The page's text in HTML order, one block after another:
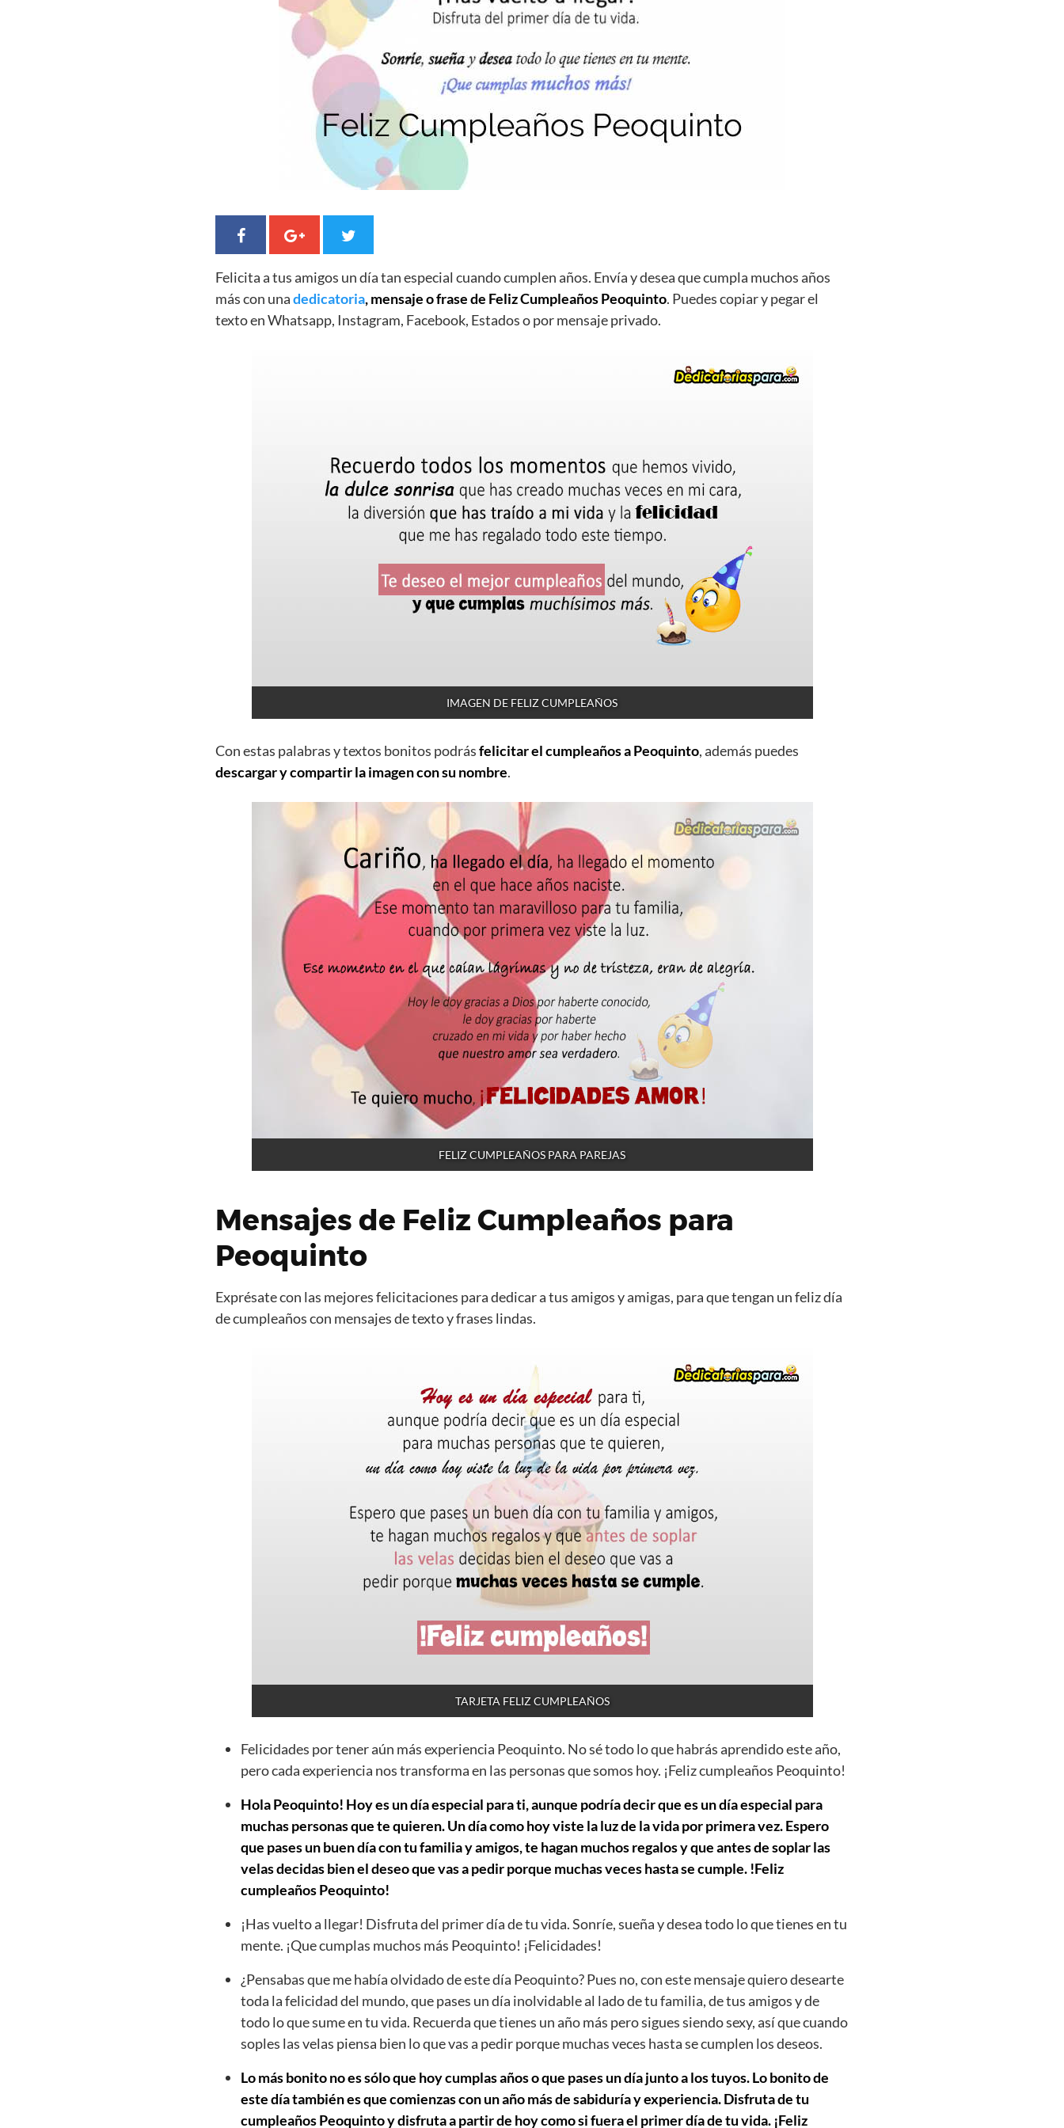
Felicita a tus amigos un día tan especial cuando cumplen años. Envía y desea que cumpla muchos años
más con unadedicatoria, mensaje o frase de Feliz Cumpleaños Peoquinto. Puedes copiar y pegar el
texto en Whatsapp, Instagram, Facebook, Estados o por mensaje privado.
IMAGEN DE FELIZ CUMPLEAÑOS
Con estas palabras y textos bonitos podrásfelicitar el cumpleaños a Peoquinto, además puedes
descargar y compartir la imagen con su nombre.
FELIZ CUMPLEAÑOS PARA PAREJAS
Mensajes de Feliz Cumpleaños para
Peoquinto
Exprésate con las mejores felicitaciones para dedicar a tus amigos y amigas, para que tengan un feliz día
de cumpleaños con mensajes de texto y frases lindas.
TARJETA FELIZ CUMPLEAÑOS
Felicidades por tener aún más experiencia Peoquinto. No sé todo lo que habrás aprendido este año,
pero cada experiencia nos transforma en las personas que somos hoy. ¡Feliz cumpleaños Peoquinto!
Hola Peoquinto! Hoy es un día especial para ti, aunque podría decir que es un día especial para
muchas personas que te quieren. Un día como hoy viste la luz de la vida por primera vez. Espero
que pases un buen día con tu familia y amigos, te hagan muchos regalos y que antes de soplar las
velas decidas bien el deseo que vas a pedir porque muchas veces hasta se cumple. !Feliz
cumpleaños Peoquinto!
¡Has vuelto a llegar! Disfruta del primer día de tu vida. Sonríe, sueña y desea todo lo que tienes en tu
mente. ¡Que cumplas muchos más Peoquinto! ¡Felicidades!
¿Pensabas que me había olvidado de este día Peoquinto? Pues no, con este mensaje quiero desearte
toda la felicidad del mundo, que pases un día inolvidable al lado de tu familia, de tus amigos y de
todo lo que sume en tu vida. Recuerda que tienes un año más pero sigues siendo sexy, así que cuando
soples las velas piensa bien lo que vas a pedir porque muchas veces hasta se cumplen los deseos.
Lo más bonito no es sólo que hoy cumplas años o que pases un día junto a los tuyos. Lo bonito de
este día también es que comienzas con un año más de sabiduría y experiencia. Disfruta de tu
cumpleaños Peoquinto y disfruta a partir de hoy como si fuera el primer día de tu vida. ¡Feliz